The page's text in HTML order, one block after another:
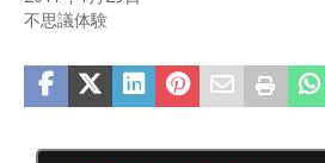
不思議体験